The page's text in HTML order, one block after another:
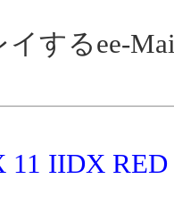
するee-
11 IIDX